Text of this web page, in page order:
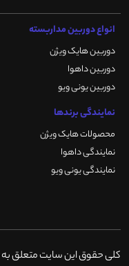
انواع دوربین مداربسته
دوربین هایک ویژن
دوربین داهوا
دوربین یونی ویو
نمایندگی برندها
محصولات هایک ویژن
نمایندگی داهوا
نمایندگی یونی ویو
کلی حقوق این سایت متعلق به